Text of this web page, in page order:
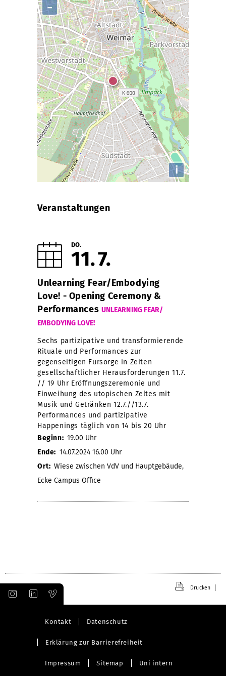
−
i
Veranstaltungen
DO.
11 7
Unlearning Fear/Embodying
Love! - Opening Ceremony &
Performances UNLEARNING FEAR/
EMBODYING LOVE!
Sechs partizipative und transformierende
Rituale und Performances zur
gegenseitigen Fürsorge in Zeiten
gesellschaftlicher Herausforderungen 11.7.
// 19 Uhr Eröffnungszeremonie und
Einweihung des utopischen Zeltes mit
Musik und Getränken 12.7.//13.7.
Performances und partizipative
Happenings täglich von 14 bis 20 Uhr
Beginn: 19.00 Uhr
Ende: 14.07.2024 16.00 Uhr
Ort: Wiese zwischen VdV und Hauptgebäude,
Ecke Campus Office
Drucken
Kontakt Datenschutz
Erklärung zur Barrierefreiheit
Impressum Sitemap Uni intern